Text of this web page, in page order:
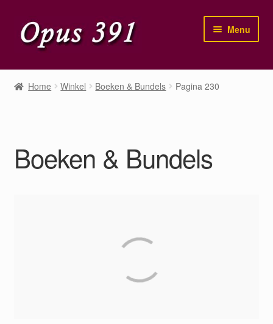
Ga
door
navigatie
Ga
naar
inhoud
Menu
Home
Home Winkel Boeken & Bundels Pagina 230
Boeken & Bundels